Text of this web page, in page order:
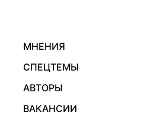
МНЕНИЯ
СПЕЦТЕМЫ
АВТОРЫ
ВАКАНСИИ